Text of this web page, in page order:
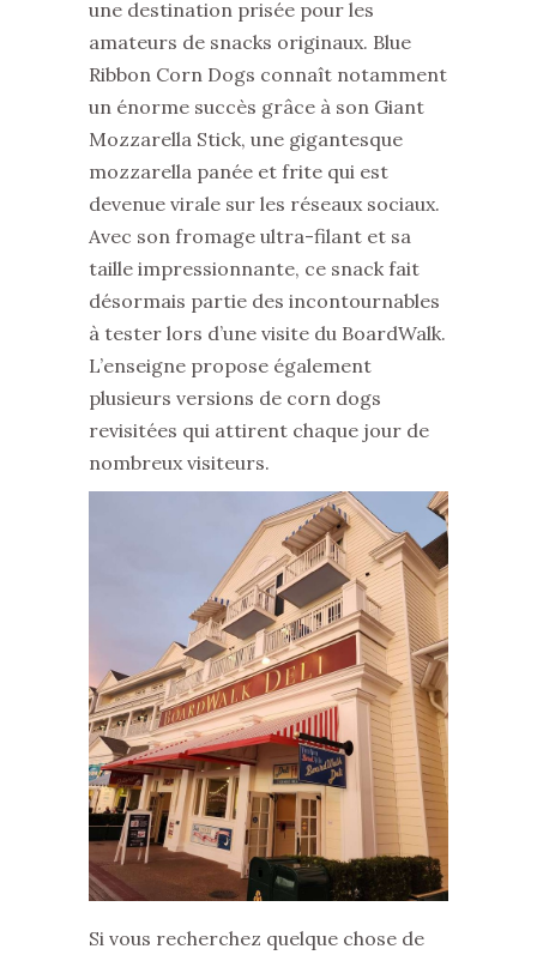
une destination prisée pour les
amateurs de snacks originaux. Blue
Ribbon Corn Dogs connaît notamment
un énorme succès grâce à son Giant
Mozzarella Stick, une gigantesque
mozzarella panée et frite qui est
devenue virale sur les réseaux sociaux.
Avec son fromage ultra-filant et sa
taille impressionnante, ce snack fait
désormais partie des incontournables
à tester lors d’une visite du BoardWalk.
L’enseigne propose également
plusieurs versions de corn dogs
revisitées qui attirent chaque jour de
nombreux visiteurs.
Si vous recherchez quelque chose de